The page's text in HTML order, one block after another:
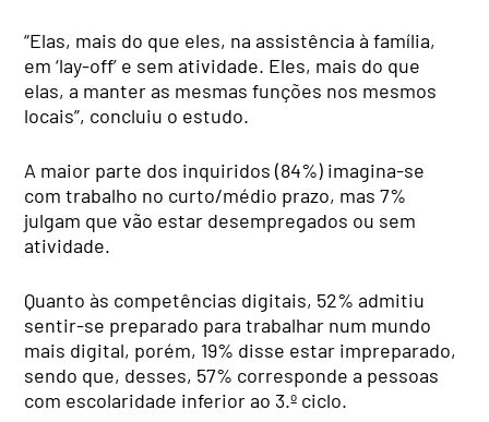
“Elas, mais do que eles, na assistência à família,
em ‘lay-off’ e sem atividade. Eles, mais do que
elas, a manter as mesmas funções nos mesmos
locais”, concluiu o estudo.
A maior parte dos inquiridos (84%) imagina-se
com trabalho no curto/médio prazo, mas 7%
julgam que vão estar desempregados ou sem
atividade.
Quanto às competências digitais, 52% admitiu
sentir-se preparado para trabalhar num mundo
mais digital, porém, 19% disse estar impreparado,
sendo que, desses, 57% corresponde a pessoas
com escolaridade inferior ao 3.º ciclo.